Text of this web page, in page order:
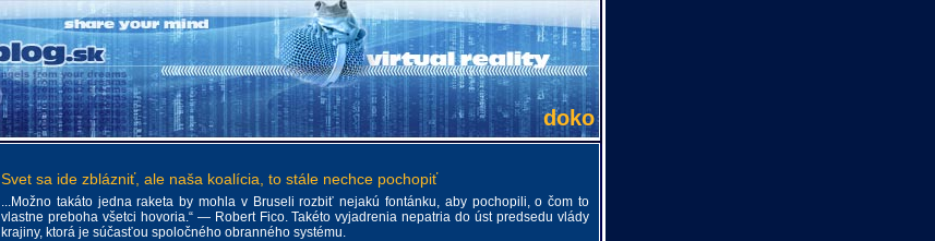
doko
Svet sa ide zblázniť, ale naša koalícia, to stále nechce pochopiť
...Možno takáto jedna raketa by mohla v Bruseli rozbiť nejakú fontánku, aby pochopili, o čom to
vlastne preboha všetci hovoria.“ — Robert Fico. Takéto vyjadrenia nepatria do úst predsedu vlády
krajiny, ktorá je súčasťou spoločného obranného systému.